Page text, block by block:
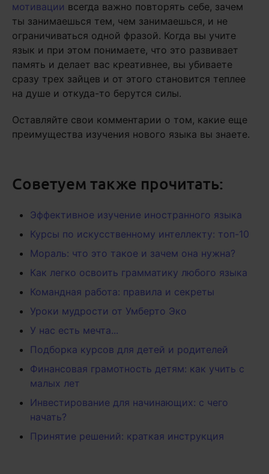
мотивации всегда важно повторять себе, зачем
ты занимаешься тем, чем занимаешься, и не
ограничиваться одной фразой. Когда вы учите
язык и при этом понимаете, что это развивает
память и делает вас креативнее, вы убиваете
сразу трех зайцев и от этого становится теплее
на душе и откуда-то берутся силы.
Оставляйте свои комментарии о том, какие еще
преимущества изучения нового языка вы знаете.
Советуем также прочитать:
Эффективное изучение иностранного языка
Курсы по искусственному интеллекту: топ-10
Мораль: что это такое и зачем она нужна?
Как легко освоить грамматику любого языка
Командная работа: правила и секреты
Уроки мудрости от Умберто Эко
У нас есть мечта...
Подборка курсов для детей и родителей
Финансовая грамотность детям: как учить с
малых лет
Инвестирование для начинающих: с чего
начать?
Принятие решений: краткая инструкция